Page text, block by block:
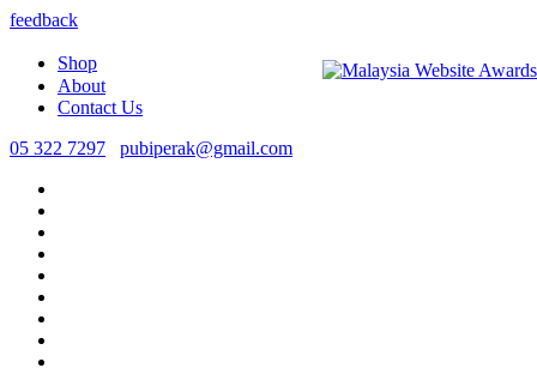
feedback
Shop
About
Contact Us
05 322 7297
pubiperak@gmail.com